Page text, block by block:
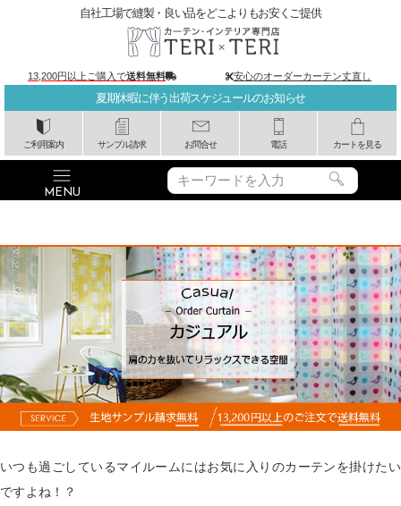
夏期休暇に伴う出荷スケジュールのお知らせ
ご利用案内 サンプル請求 お問合せ 電話 カートを見る
自社工場で縫製・良い品をどこよりもお安くご提供
13,200円以上ご購入で送料無料 安心のオーダーカーテン丈直し
いつも過ごしているマイルームにはお気に入りのカーテンを掛けたい
ですよね！？